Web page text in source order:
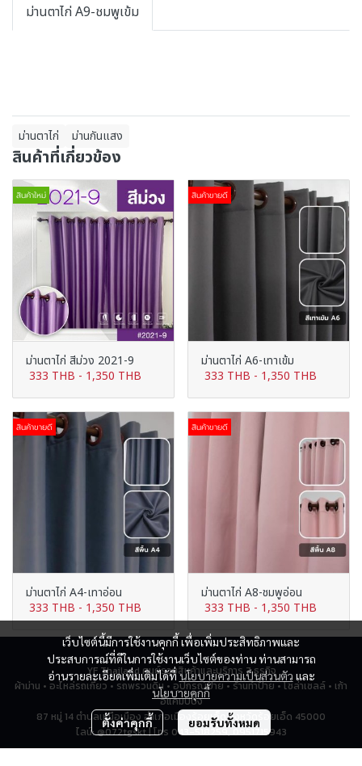
ม่านตาไก่ A9-ชมพูเข้ม
ม่านตาไก่ ม่านกันแสง
สินค้าที่เกี่ยวข้อง
สินค้าใหม่
ม่านตาไก่ สีม่วง 2021-9
333 THB - 1,350 THB
สินค้าขายดี
ม่านตาไก่ A6-เทาเข้ม
333 THB - 1,350 THB
สินค้าขายดี
ม่านตาไก่ A4-เทาอ่อน
333 THB - 1,350 THB
สินค้าขายดี
ม่านตาไก่ A8-ชมพูอ่อน
333 THB - 1,350 THB
เว็บไซต์นี้มีการใช้งานคุกกี้ เพื่อเพิ่มประสิทธิภาพและ
ประสบการณ์ที่ดีในการใช้งานเว็บไซต์ของท่าน ท่านสามารถ
อ่านรายละเอียดเพิ่มเติมได้ที่นโยบายความเป็นส่วนตัว และ
นโยบายคุกกี้
ตั้งค่าคุกกี้ ยอมรับทั้งหมด
YF Thailand ศูนย์รวมสินค้าและบริการ 7 ธุรกิจ
ผ้าม่าน • อะไหล่รถเกี่ยว • รถพรวนดิน • อุปกรณ์ป้าย • ร้านทำป้าย • โซล่าเซลล์ • เก้า
อี้แคมป์ปิ้ง
87 หมู่ 14 ตำบลเหนือเมือง อำเภอเมืองร้อยเอ็ด จังหวัดร้อยเอ็ด 45000
ไลน์: @072tgskt | โทร 043-518259, 0951715943